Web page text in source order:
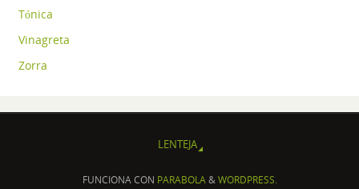
Tónica
Vinagreta
Zorra
LENTEJA
FUNCIONA CON PARABOLA&WORDPRESS.